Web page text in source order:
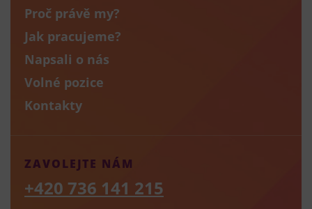
Proč právě my?
Jak pracujeme?
Napsali o nás
Volné pozice
Kontakty
ZAVOLEJTE NÁM
+420 736 141 215